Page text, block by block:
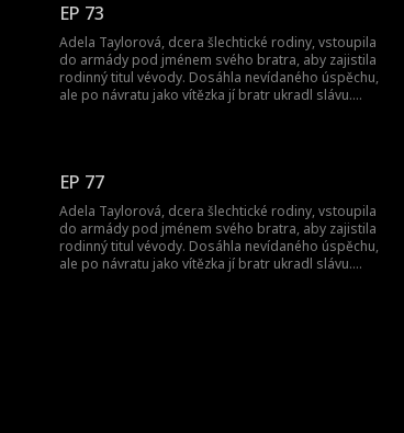
EP 73
Adela Taylorová, dcera šlechtické rodiny, vstoupila
do armády pod jménem svého bratra, aby zajistila
rodinný titul vévody. Dosáhla nevídaného úspěchu,
ale po návratu jako vítězka jí bratr ukradl slávu.
EP 77
Adela Taylorová, dcera šlechtické rodiny, vstoupila
do armády pod jménem svého bratra, aby zajistila
rodinný titul vévody. Dosáhla nevídaného úspěchu,
ale po návratu jako vítězka jí bratr ukradl slávu.